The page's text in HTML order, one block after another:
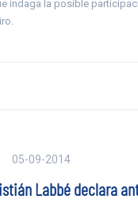
indaga la posible
05-09-2014
Labbé declara